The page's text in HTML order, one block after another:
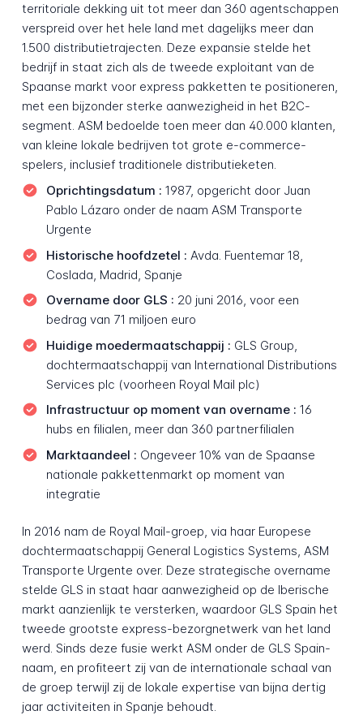
territoriale dekking uit tot meer dan 360 agentschappen
verspreid over het hele land met dagelijks meer dan
1.500 distributietrajecten. Deze expansie stelde het
bedrijf in staat zich als de tweede exploitant van de
Spaanse markt voor express pakketten te positioneren,
met een bijzonder sterke aanwezigheid in het B2C-
segment. ASM bedoelde toen meer dan 40.000 klanten,
van kleine lokale bedrijven tot grote e-commerce-
spelers, inclusief traditionele distributieketen.
Oprichtingsdatum : 1987, opgericht door Juan
Pablo Lázaro onder de naam ASM Transporte
Urgente
Historische hoofdzetel : Avda. Fuentemar 18,
Coslada, Madrid, Spanje
Overname door GLS : 20 juni 2016, voor een
bedrag van 71 miljoen euro
Huidige moedermaatschappij : GLS Group,
dochtermaatschappij van International Distributions
Services plc (voorheen Royal Mail plc)
Infrastructuur op moment van overname : 16
hubs en filialen, meer dan 360 partnerfilialen
Marktaandeel : Ongeveer 10% van de Spaanse
nationale pakkettenmarkt op moment van
integratie
In 2016 nam de Royal Mail-groep, via haar Europese
dochtermaatschappij General Logistics Systems, ASM
Transporte Urgente over. Deze strategische overname
stelde GLS in staat haar aanwezigheid op de Iberische
markt aanzienlijk te versterken, waardoor GLS Spain het
tweede grootste express-bezorgnetwerk van het land
werd. Sinds deze fusie werkt ASM onder de GLS Spain-
naam, en profiteert zij van de internationale schaal van
de groep terwijl zij de lokale expertise van bijna dertig
jaar activiteiten in Spanje behoudt.